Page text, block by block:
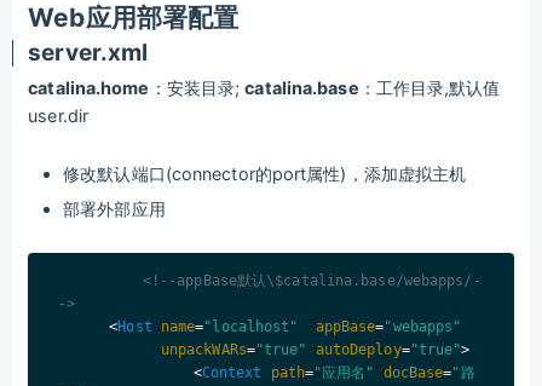
Web应用部署配置
server.xml
catalina.home ：安装目录;catalina.base ：工作目录,默认值
user.dir
修改默认端口(connector的port属性)，添加虚拟主机
部署外部应用
<!--appBase默认\$catalina.base/webapps/-
->
<Host name="localhost" appBase="webapps"
unpackWARs="true" autoDeploy="true">
<Context path="应用名" docBase="路